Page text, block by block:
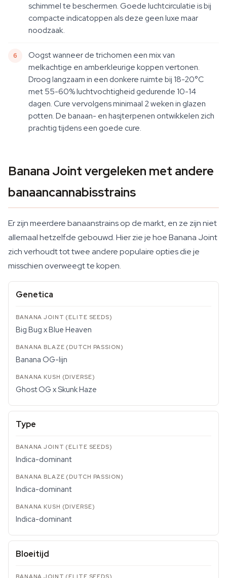
schimmel te beschermen. Goede luchtcirculatie is bij
compacte indicatoppen als deze geen luxe maar
noodzaak.
Oogst wanneer de trichomen een mix van
melkachtige en amberkleurige koppen vertonen.
Droog langzaam in een donkere ruimte bij 18-20°C
met 55-60% luchtvochtigheid gedurende 10-14
dagen. Cure vervolgens minimaal 2 weken in glazen
potten. De banaan- en hasjterpenen ontwikkelen zich
prachtig tijdens een goede cure.
Banana Joint vergeleken met andere
banaancannabisstrains
Er zijn meerdere banaanstrains op de markt, en ze zijn niet
allemaal hetzelfde gebouwd. Hier zie je hoe Banana Joint
zich verhoudt tot twee andere populaire opties die je
misschien overweegt te kopen.
Genetica
Big Bug x Blue Heaven
Banana OG-lijn
Ghost OG x Skunk Haze
Type
Indica-dominant
Indica-dominant
Indica-dominant
Bloeitijd